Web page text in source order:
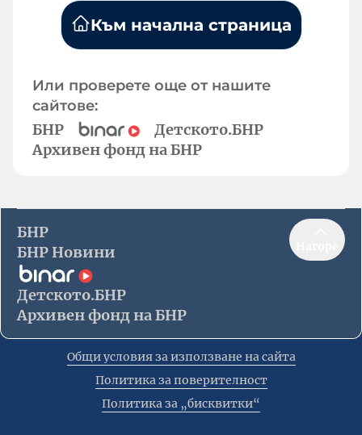
Към начална страница
Или проверете още от нашите
сайтове:
БНР
Детското.БНР
Архивен фонд на БНР
БНР
БНР Новини
Детското.БНР
Архивен фонд на БНР
Общи условия за използване на сайта
Политика за поверителност
Политика за „бисквитки“